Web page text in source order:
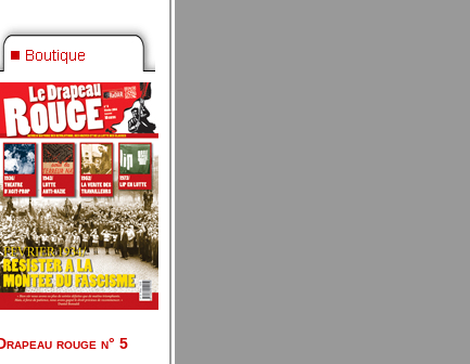
rouge n° 5